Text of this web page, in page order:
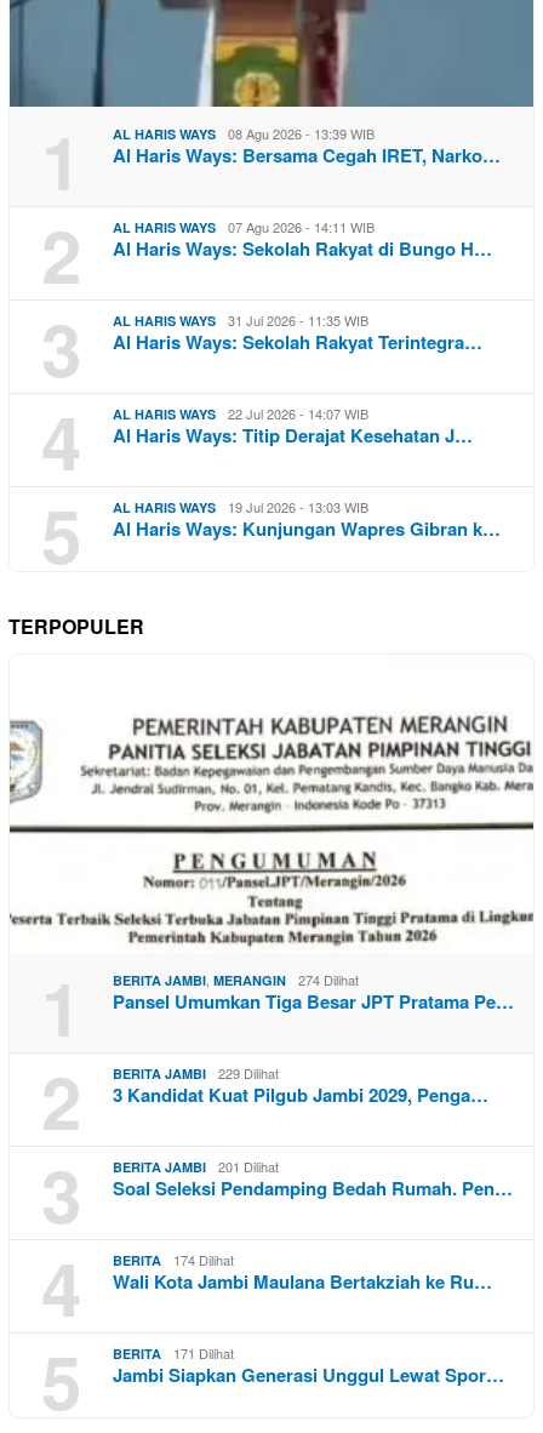
1 AL HARIS WAYS 08 Agu 2026 - 13:39 WIB
Al Haris Ways: Bersama Cegah IRET, Narko…
2 AL HARIS WAYS 07 Agu 2026 - 14:11 WIB
Al Haris Ways: Sekolah Rakyat di Bungo H…
3 AL HARIS WAYS 31 Jul 2026 - 11:35 WIB
Al Haris Ways: Sekolah Rakyat Terintegra…
4 AL HARIS WAYS 22 Jul 2026 - 14:07 WIB
Al Haris Ways: Titip Derajat Kesehatan J…
5 AL HARIS WAYS 19 Jul 2026 - 13:03 WIB
Al Haris Ways: Kunjungan Wapres Gibran k…
TERPOPULER
1 BERITA JAMBI MERANGIN 274 Dilihat
Pansel Umumkan Tiga Besar JPT Pratama Pe…
2 BERITA JAMBI 229 Dilihat
3 Kandidat Kuat Pilgub Jambi 2029, Penga…
3 BERITA JAMBI 201 Dilihat
Soal Seleksi Pendamping Bedah Rumah. Pen…
4 BERITA 174 Dilihat
Wali Kota Jambi Maulana Bertakziah ke Ru…
5 BERITA 171 Dilihat
Jambi Siapkan Generasi Unggul Lewat Spor…